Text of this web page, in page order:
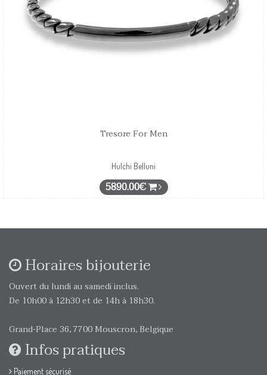
Tresore For Men
Hulchi Belluni
5890.00€
Horaires bijouterie
Ouvert du lundi au samedi inclus.
De 10h00 à 12h30 et de 14h à 18h30.
Grand-Place 36, 7700 Mouscron, Belgique
Infos pratiques
Paiement sécurisé